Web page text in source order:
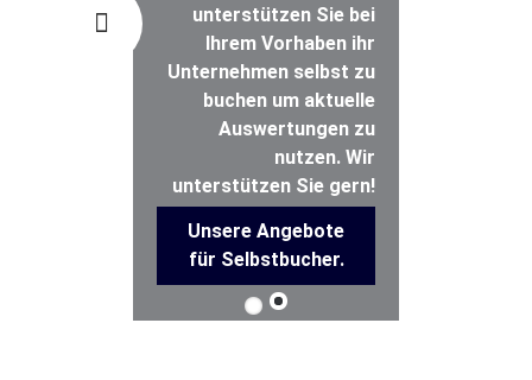
unterstützen Sie bei
Ihrem Vorhaben ihr
Unternehmen selbst zu
buchen um aktuelle
Auswertungen zu
nutzen. Wir
unterstützen Sie gern!
Unsere Angebote
für Selbstbucher.